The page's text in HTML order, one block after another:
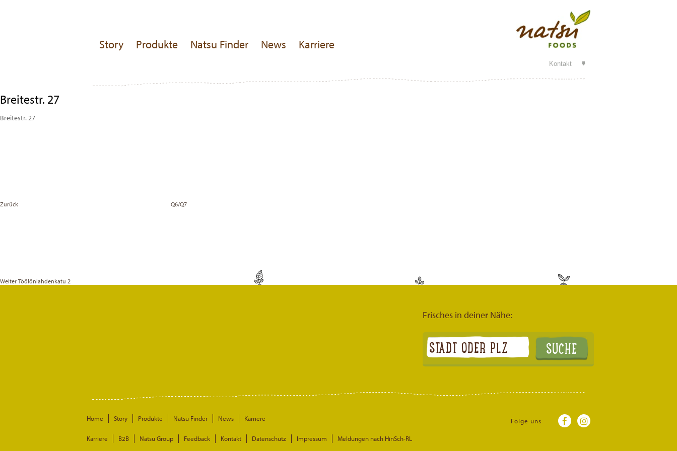
Story Produkte Natsu Finder News Karriere
Kontakt
Breitestr. 27
Breitestr. 27
Zurück
Q6/Q7
Weiter Töölönlahdenkatu 2
Frisches in deiner Nähe:
Folge uns
Home Story Produkte Natsu Finder News Karriere
Karriere B2B Natsu Group Feedback Kontakt Datenschutz Impressum Meldungen nach HinSch-RL